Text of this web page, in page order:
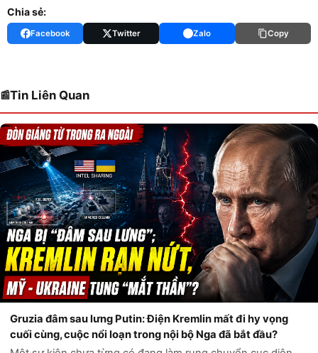
Chia sẻ:
Facebook Twitter Zalo Copy
Tin Liên Quan
Gruzia đâm sau lưng Putin: Điện Kremlin mất đi hy vọng
cuối cùng, cuộc nổi loạn trong nội bộ Nga đã bắt đầu?